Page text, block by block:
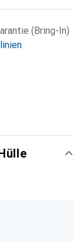
(Bring-In)